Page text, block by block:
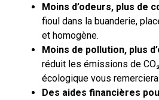
Moins d’odeurs, plus de
fioul dans la buanderie,
et homogène.
Moins de pollution, plus
réduit les émissions de
écologique vous remerciera.
Des aides financières